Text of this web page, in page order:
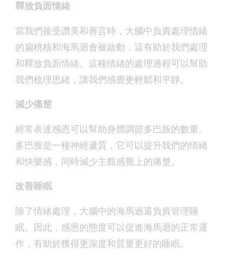
釋放負面情緒
當我們接受讚美和善言時，大腦中負責處理情緒
的扁桃核和海馬迴會被啟動，這有助於我們處理
和釋放負面情緒。這種情緒的處理過程可以幫助
我們梳理思緒，讓我們感覺更輕鬆和平靜。
減少痛楚
經常表達感恩可以幫助身體調節多巴胺的數量。
多巴胺是一種神經遞質，它可以提升我們的情緒
和快樂感，同時減少主觀感覺上的痛楚。
改善睡眠
除了情緒處理，大腦中的海馬迴還負責管理睡
眠。因此，感恩的態度可以促進海馬迴的正常運
作，有助於獲得更深度和質量更好的睡眠。